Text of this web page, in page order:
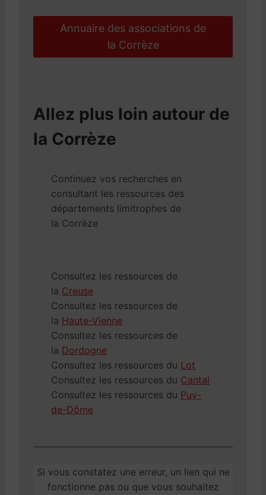
Annuaire des associations de
la Corrèze
Allez plus loin autour de
la Corrèze
Continuez vos recherches en
consultant les ressources des
départements limitrophes de
la Corrèze
Consultez les ressources de
la Creuse
Consultez les ressources de
la Haute-Vienne
Consultez les ressources de
la Dordogne
Consultez les ressources du Lot
Consultez les ressources du Cantal
Consultez les ressources du Puy-
de-Dôme
Si vous constatez une erreur, un lien qui ne
fonctionne pas ou que vous souhaitez